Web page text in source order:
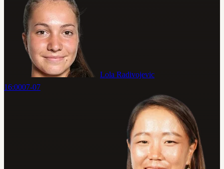
Lola Radivojevic
16:0007-07